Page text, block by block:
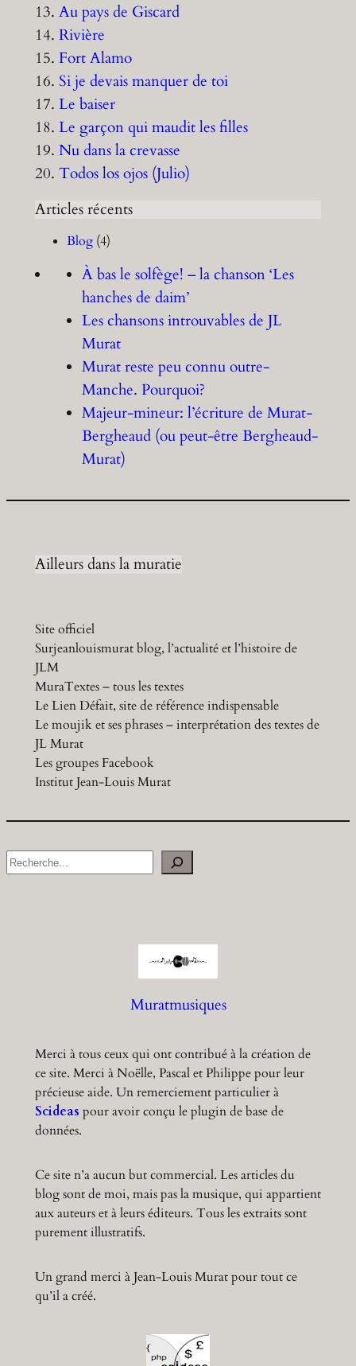
13. Au pays de Giscard
14. Rivière
15. Fort Alamo
16. Si je devais manquer de toi
17. Le baiser
18. Le garçon qui maudit les filles
19. Nu dans la crevasse
20. Todos los ojos (Julio)
Articles récents
Blog(4)
À bas le solfège! – la chanson ‘Les
hanches de daim’
Les chansons introuvables de JL
Murat
Murat reste peu connu outre-
Manche. Pourquoi?
Majeur-mineur: l’écriture de Murat-
Bergheaud (ou peut-être Bergheaud-
Murat)
Ailleurs dans la muratie
Site officiel
Surjeanlouismurat blog, l’actualité et l’histoire de
JLM
MuraTextes – tous les textes
Le Lien Défait, site de référence indispensable
Le moujik et ses phrases – interprétation des textes de
JL Murat
Les groupes Facebook
Institut Jean-Louis Murat
S
Muratmusiques
Merci à tous ceux qui ont contribué à la création de
ce site. Merci à Noëlle, Pascal et Philippe pour leur
précieuse aide. Un remerciement particulier à
Scideas pour avoir conçu le plugin de base de
données.
Ce site n’a aucun but commercial. Les articles du
blog sont de moi, mais pas la musique, qui appartient
aux auteurs et à leurs éditeurs. Tous les extraits sont
purement illustratifs.
Un grand merci à Jean-Louis Murat pour tout ce
qu’il a créé.